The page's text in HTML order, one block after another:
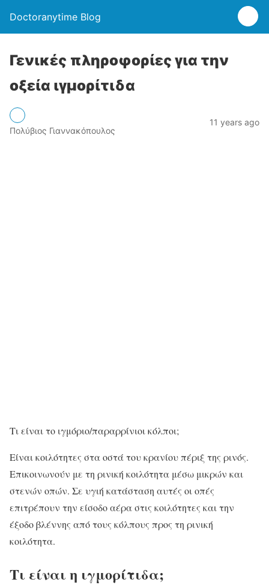
Doctoranytime Blog
Γενικές πληροφορίες για την
οξεία ιγμορίτιδα
Πολύβιος Γιαννακόπουλος
11 years ago
Τι είναι το ιγμόριο/παραρρίνιοι κόλποι;
Είναι κοιλότητες στα οστά του κρανίου πέριξ της ρινός.
Επικοινωνούν με τη ρινική κοιλότητα μέσω μικρών και
στενών οπών. Σε υγιή κατάσταση αυτές οι οπές
επιτρέπουν την είσοδο αέρα στις κοιλότητες και την
έξοδο βλέννης από τους κόλπους προς τη ρινική
κοιλότητα.
Τι είναι η ιγμορίτιδα;